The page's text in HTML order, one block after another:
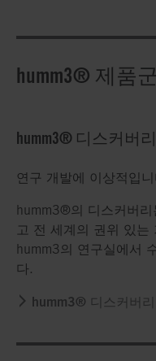
humm3® 제품군
humm3® 디스커버리
연구 개발에 이상적입
humm3®의 디스커버
고 전 세계의 권위 있
humm3의 연구실에서
다.
humm3® 디스커버리